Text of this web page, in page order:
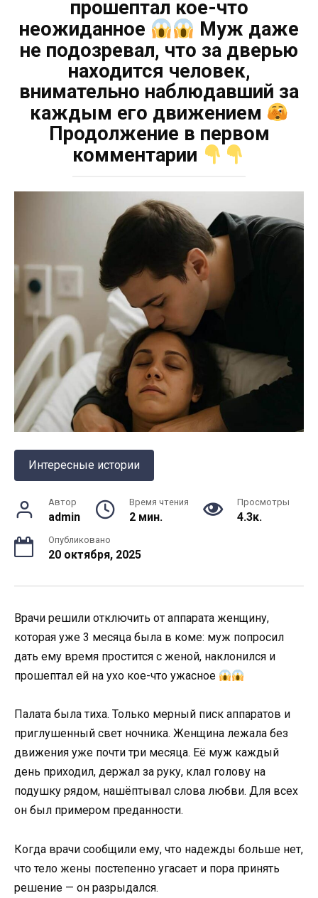
прошептал кое-что
неожиданное
Муж даже
не подозревал, что за дверью
находится человек,
внимательно наблюдавший за
каждым его движением
Продолжение в первом
комментарии
Интересные истории
Автор
admin
Время чтения
2 мин.
Просмотры
4.3к.
Опубликовано
20 октября, 2025
Врачи решили отключить от аппарата женщину,
которая уже 3 месяца была в коме: муж попросил
дать ему время простится с женой, наклонился и
прошептал ей на ухо кое-что ужасное
Палата была тиха. Только мерный писк аппаратов и
приглушенный свет ночника. Женщина лежала без
движения уже почти три месяца. Её муж каждый
день приходил, держал за руку, клал голову на
подушку рядом, нашёптывал слова любви. Для всех
он был примером преданности.
Когда врачи сообщили ему, что надежды больше нет,
что тело жены постепенно угасает и пора принять
решение — он разрыдался.